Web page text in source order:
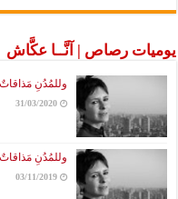
يوميات رصاص | آنَّــا عكَّاش
وللمُدُنِ مَذاقاتٌ
31/03/2020
وللمُدُنِ مَذاقاتٌ
03/11/2019